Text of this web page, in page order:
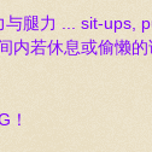
腿力 ... sit-ups,
内若休息或偷懒
！